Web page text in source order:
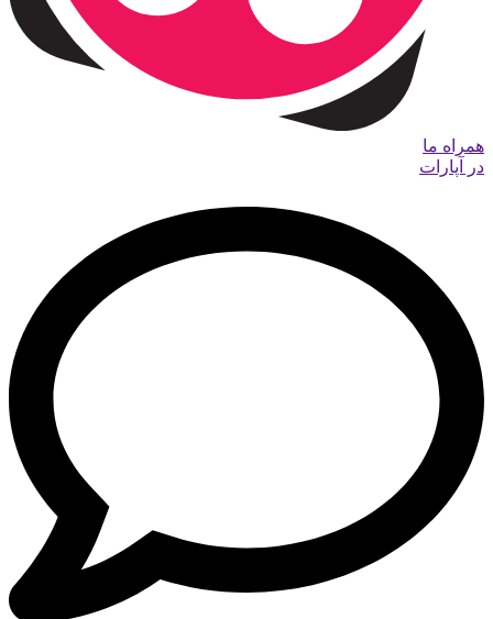
همراه ما
در آپارات